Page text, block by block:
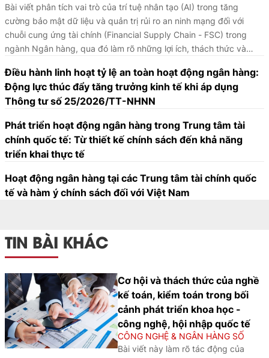
Bài viết phân tích vai trò của trí tuệ nhân tạo (AI) trong tăng
cường bảo mật dữ liệu và quản trị rủi ro an ninh mạng đối với
chuỗi cung ứng tài chính (Financial Supply Chain - FSC) trong
ngành Ngân hàng, qua đó làm rõ những lợi ích, thách thức và
chuyển đổi số.
Điều hành linh hoạt tỷ lệ an toàn hoạt động ngân hàng:
Động lực thúc đẩy tăng trưởng kinh tế khi áp dụng
Thông tư số 25/2026/TT-NHNN
Phát triển hoạt động ngân hàng trong Trung tâm tài
chính quốc tế: Từ thiết kế chính sách đến khả năng
triển khai thực tế
Hoạt động ngân hàng tại các Trung tâm tài chính quốc
tế và hàm ý chính sách đối với Việt Nam
TIN BÀI KHÁC
Cơ hội và thách thức của nghề
kế toán, kiểm toán trong bối
cảnh phát triển khoa học -
công nghệ, hội nhập quốc tế
CÔNG NGHỆ & NGÂN HÀNG SỐ
Bài viết này làm rõ tác động của